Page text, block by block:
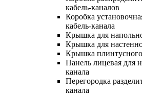
кабель-каналов
Коробка
кабель-канала
Крышка для
Крышка для
Крышка плинтусного
Панель лицевая для
канала
Перегородка
канала